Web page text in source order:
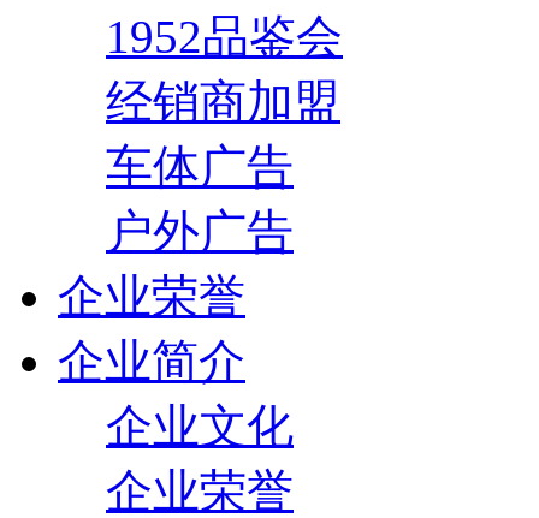
1952品鉴会
经销商加盟
车体广告
户外广告
企业荣誉
企业简介
企业文化
企业荣誉